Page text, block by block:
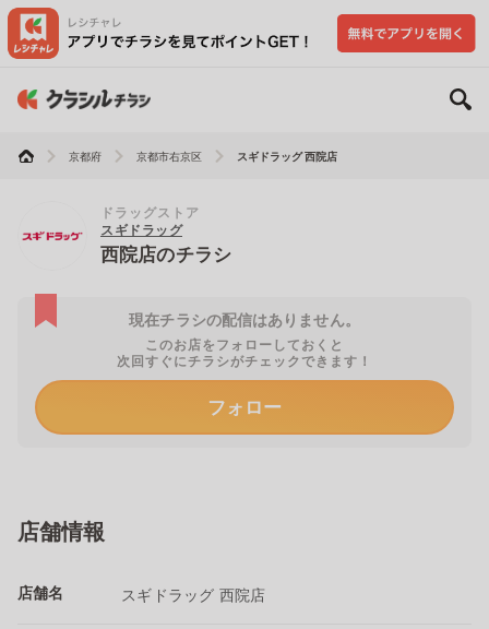
京都府 京都市右京区 スギドラッグ 西院店
ドラッグストア
スギドラッグ
西院店のチラシ
現在チラシの配信はありません。
このお店をフォローしておくと
次回すぐにチラシがチェックできます！
フォロー
店舗情報
店舗名 スギドラッグ 西院店